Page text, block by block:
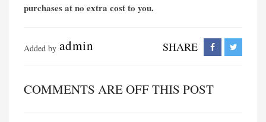
purchases at no extra cost to you.
Added by admin SHARE
COMMENTS ARE OFF THIS POST